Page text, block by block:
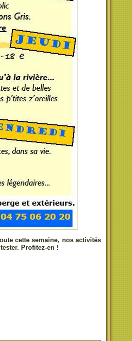
cette semaine, nos activités
Profitez-en !